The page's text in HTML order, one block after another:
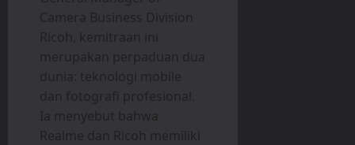
Camera Business Division
Ricoh, kemitraan ini
merupakan perpaduan dua
dunia: teknologi mobile
dan fotografi profesional.
Ia menyebut bahwa
Realme dan Ricoh memiliki